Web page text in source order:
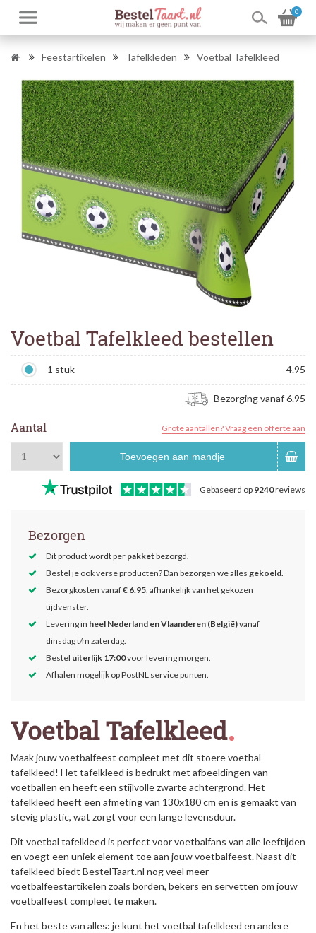
0
Feestartikelen Tafelkleden Voetbal Tafelkleed
Voetbal Tafelkleed bestellen
1 stuk 4.95
Bezorging vanaf 6.95
Aantal Grote aantallen? Vraag een offerte aan
Toevoegen aan mandje
Gebaseerd op 9240reviews
Bezorgen
Dit product wordt per pakket bezorgd.
Bestel je ook verse producten? Dan bezorgen we alles gekoeld.
Bezorgkosten vanaf€ 6.95, afhankelijk van het gekozen
tijdvenster.
Levering in heel Nederland en Vlaanderen (België)vanaf
dinsdag t/m zaterdag.
Bestel uiterlijk 17:00voor levering morgen.
Afhalen mogelijk op PostNL service punten.
Voetbal Tafelkleed
Maak jouw voetbalfeest compleet met dit stoere voetbal
tafelkleed! Het tafelkleed is bedrukt met afbeeldingen van
voetballen en heeft een stijlvolle zwarte achtergrond. Het
tafelkleed heeft een afmeting van 130x180 cm en is gemaakt van
stevig plastic, wat zorgt voor een lange levensduur.
Dit voetbal tafelkleed is perfect voor voetbalfans van alle leeftijden
en voegt een uniek element toe aan jouw voetbalfeest. Naast dit
tafelkleed biedt BestelTaart.nl nog veel meer
voetbalfeestartikelen zoals borden, bekers en servetten om jouw
voetbalfeest compleet te maken.
En het beste van alles: je kunt het voetbal tafelkleed en andere